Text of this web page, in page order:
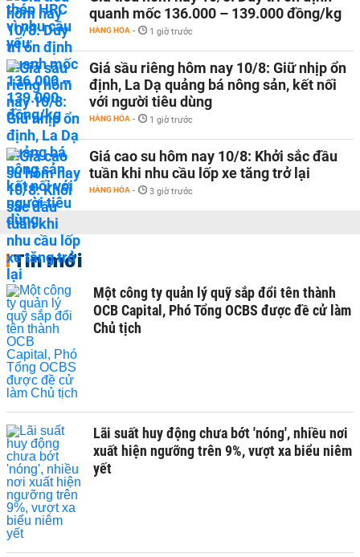
quanh mốc 136.000 – 139.000 đồng/kg
HÀNG HÓA - 1 giờ trước
Giá sầu riêng hôm nay 10/8: Giữ nhịp ổn
định, La Dạ quảng bá nông sản, kết nối
với người tiêu dùng
HÀNG HÓA - 1 giờ trước
Giá cao su hôm nay 10/8: Khởi sắc đầu
tuần khi nhu cầu lốp xe tăng trở lại
HÀNG HÓA - 3 giờ trước
Tin mới
Một công ty quản lý quỹ sắp đổi tên thành
OCB Capital, Phó Tổng OCBS được đề cử làm
Chủ tịch
Lãi suất huy động chưa bớt 'nóng', nhiều nơi
xuất hiện ngưỡng trên 9%, vượt xa biểu niêm
yết